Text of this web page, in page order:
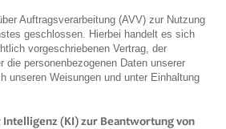
Auftragsverarbeitung (AVV) zur Nutzung
geschlossen. Hierbei handelt es sich
vorgeschriebenen Vertrag, der
die personenbezogenen Daten unserer
unseren Weisungen und unter Einhaltung
Intelligenz (KI) zur Beantwortung von